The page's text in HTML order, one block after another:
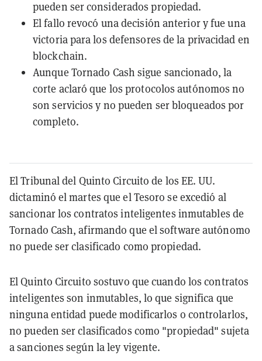
pueden ser considerados propiedad.
El fallo revocó una decisión anterior y fue una
victoria para los defensores de la privacidad en
blockchain.
Aunque Tornado Cash sigue sancionado, la
corte aclaró que los protocolos autónomos no
son servicios y no pueden ser bloqueados por
completo.
El Tribunal del Quinto Circuito de los EE. UU.
dictaminó el martes que el Tesoro se excedió al
sancionar los contratos inteligentes inmutables de
Tornado Cash, afirmando que el software autónomo
no puede ser clasificado como propiedad.
El Quinto Circuito sostuvo que cuando los contratos
inteligentes son inmutables, lo que significa que
ninguna entidad puede modificarlos o controlarlos,
no pueden ser clasificados como "propiedad" sujeta
a sanciones según la ley vigente.